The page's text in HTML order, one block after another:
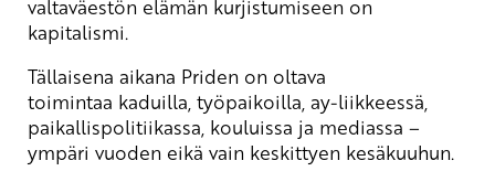
valtaväestön elämän kurjistumiseen on
kapitalismi.
Tällaisena aikana Priden on oltava
toimintaa kaduilla, työpaikoilla, ay-liikkeessä,
paikallispolitiikassa, kouluissa ja mediassa –
ympäri vuoden eikä vain keskittyen kesäkuuhun.